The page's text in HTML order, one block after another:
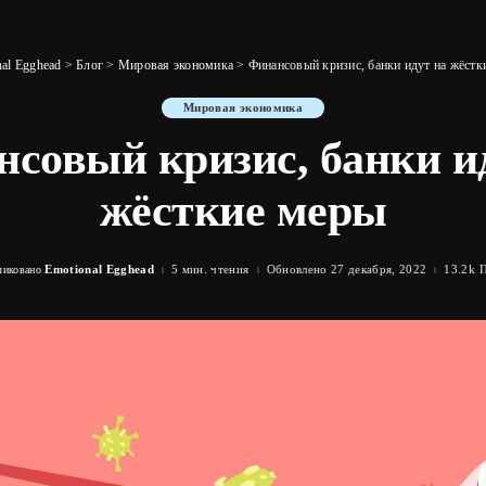
Egghead >Блог > Мировая экономика > Финансовый кризис, банки идут на
Мировая экономика
кризис, банки
жёсткие меры
Emotional Egghead 5 мин. чтения Обновлено 27 декабря, 2022 13.2k